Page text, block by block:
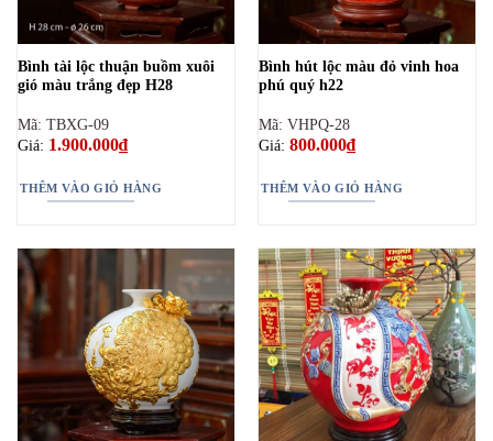
Bình tài lộc thuận buồm xuôi
gió màu trắng đẹp H28
Mã: TBXG-09
Giá: 1.900.000₫
THÊM VÀO GIỎ HÀNG
Bình hút lộc màu đỏ vinh hoa
phú quý h22
Mã: VHPQ-28
Giá: 800.000₫
THÊM VÀO GIỎ HÀNG